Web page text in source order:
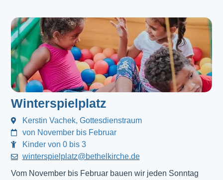
Winterspielplatz
Kerstin Vachek, Gottesdienstraum
von November bis Februar
Kinder von 0 bis 3
winterspielplatz@bethelkirche.de
Vom November bis Februar bauen wir jeden Sonntag